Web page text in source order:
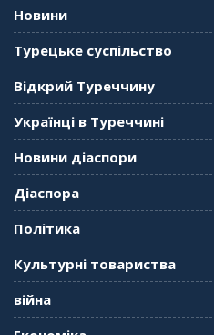
"Дзеркало
"Дзеркало
"Дзеркало
Послом
Новини
Турецьке суспільство
Відкрий Туреччину
Українці в Туреччині
Новини діаспори
Діаспора
Політика
Культурні товариства
війна